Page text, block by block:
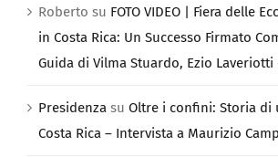
Commenti recenti
Roberto suFOTO VIDEO | Fiera delle
in Costa Rica: Un Successo Firmato
PresidenzasuOltre i confini: Storia di